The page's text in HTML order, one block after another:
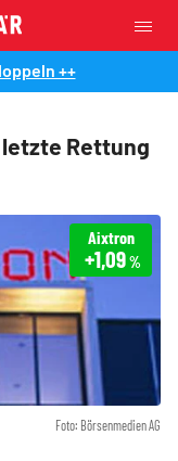
++
letzte Rettung
Foto: Börsenmedien AG
Aixtron
+1,09%